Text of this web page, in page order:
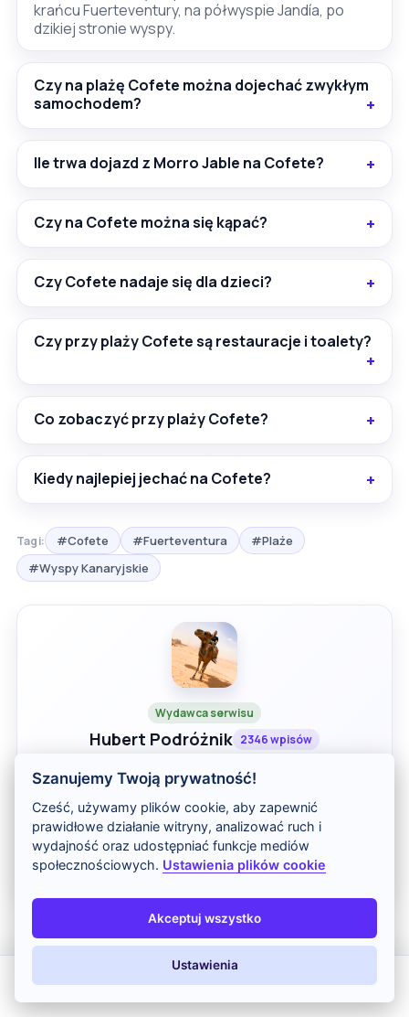
krańcu Fuerteventury, na półwyspie Jandía, po
dzikiej stronie wyspy.
Czy na plażę Cofete można dojechać zwykłym
samochodem?
Ile trwa dojazd z Morro Jable na Cofete?
Czy na Cofete można się kąpać?
Czy Cofete nadaje się dla dzieci?
Czy przy plaży Cofete są restauracje i toalety?
Co zobaczyć przy plaży Cofete?
Kiedy najlepiej jechać na Cofete?
Tagi: #Cofete #Fuerteventura
#Plaże
#Wyspy Kanaryjskie
Wydawca serwisu
Hubert Podróżnik 2346 wpisów
ekspert od wakacji all inclusive. Tworzę szczegółowe
recenzuję hotele, pomagając podróżnikom zaplanować
idealne wakacje.
Zobacz wszystkie wpisy autora
WhatsApp
Kopiuj link
Szanujemy Twoją prywatność!
Cześć, używamy plików cookie, aby zapewnić
prawidłowe działanie witryny, analizować ruch i
wydajność oraz udostępniać funkcje mediów
społecznościowych. Ustawienia plików cookie
Akceptuj wszystko
Ustawienia